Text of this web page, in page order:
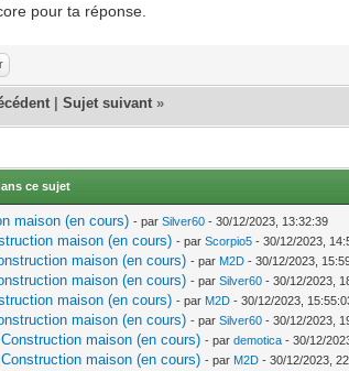
pour ta réponse.
|Sujet suivant »
ce sujet
maison (en cours) - parSilver60 - 30/12/2023, 13:32:39
maison (en cours) - parScorpio5 - 30/12/2023,
maison (en cours) - par M2D - 30/12/2023,
maison (en cours) - parSilver60 - 30/12/2023,
maison (en cours) - par M2D - 30/12/2023,
maison (en cours) - parSilver60 - 30/12/2023,
maison (en cours) - pardemotica - 30/12/
maison (en cours) - par M2D - 30/12/2023,